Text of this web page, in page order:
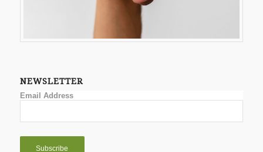
NEWSLETTER
Email Address